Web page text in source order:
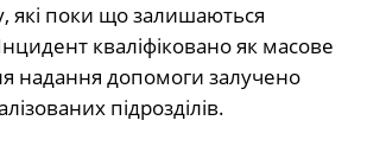
які поки що залишаються
кваліфіковано як масове
надання допомоги залучено
підрозділів.